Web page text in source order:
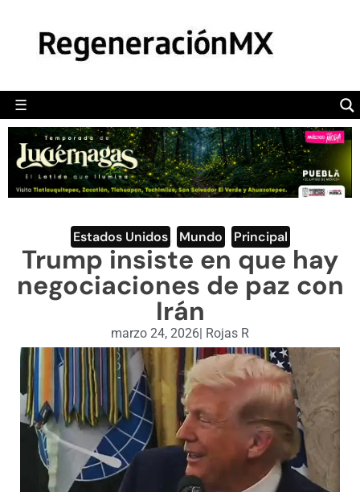
☰
POLÍTICA
CAMALEÓN
OPINIÓN
DEPORTES
ENGLISH SECTION
VIDEOS
Estados Unidos Mundo Principal
Trump insiste en que hay
negociaciones de paz con
Irán
marzo 24, 2026| Rojas R